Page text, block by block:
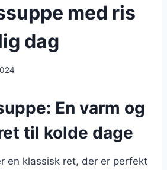
med ris
dag
En varm og
til kolde dage
en klassisk ret, der er perfekt